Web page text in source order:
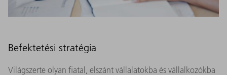
Befektetési stratégia
Világszerte olyan fiatal, elszánt vállalatokba és vállalkozókba